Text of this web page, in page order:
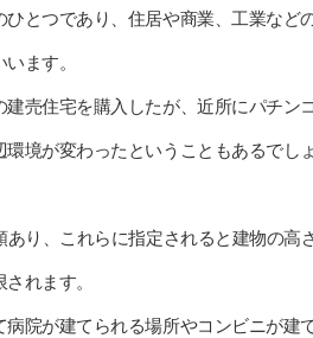
とつであり、住居や商業、工業など
ます。
建売住宅を購入したが、近所にパチン
境が変わったということもあるでしょ
あり、これらに指定されると建物の高
れます。
院が建てられる場所やコンビニが建